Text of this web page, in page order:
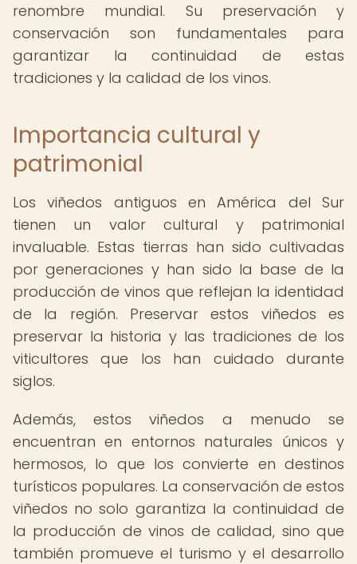
renombre mundial. Su preservación y
conservación son fundamentales para
garantizar la continuidad de estas
tradiciones y la calidad de los vinos.
Importancia cultural y
patrimonial
Los viñedos antiguos en América del Sur
tienen un valor cultural y patrimonial
invaluable. Estas tierras han sido cultivadas
por generaciones y han sido la base de la
producción de vinos que reflejan la identidad
de la región. Preservar estos viñedos es
preservar la historia y las tradiciones de los
viticultores que los han cuidado durante
siglos.
Además, estos viñedos a menudo se
encuentran en entornos naturales únicos y
hermosos, lo que los convierte en destinos
turísticos populares. La conservación de estos
viñedos no solo garantiza la continuidad de
la producción de vinos de calidad, sino que
también promueve el turismo y el desarrollo